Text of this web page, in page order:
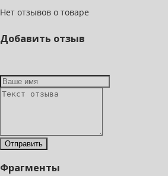
Нет отзывов о товаре
Добавить отзыв
Фрагменты